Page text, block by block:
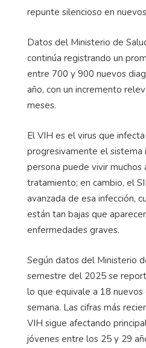
repunte silencioso en
Datos del Ministerio de
continúa registrando un
entre 700 y 900 nuevos
año, con un incremento
meses.
El VIH es el virus que
progresivamente el sistema
persona puede vivir muchos
tratamiento; en cambio, el
avanzada de esa infección,
están tan bajas que
enfermedades graves.
Según datos del Ministerio
semestre del 2025 se
lo que equivale a 18
semana. Las cifras más
VIH sigue afectando
jóvenes entre los 25 y 29